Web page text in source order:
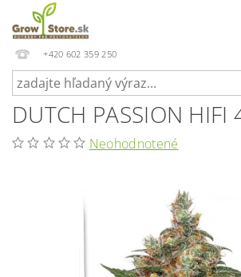
+420 602 359 250
DUTCH PASSION HIFI
Neohodnotené